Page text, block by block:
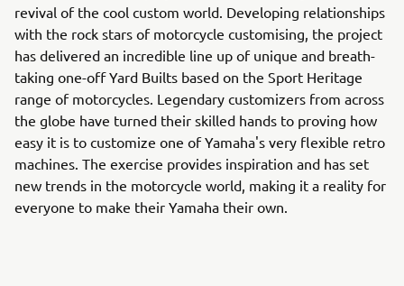
revival of the cool custom world. Developing relationships
with the rock stars of motorcycle customising, the project
has delivered an incredible line up of unique and breath-
taking one-off Yard Builts based on the Sport Heritage
range of motorcycles. Legendary customizers from across
the globe have turned their skilled hands to proving how
easy it is to customize one of Yamaha's very flexible retro
machines. The exercise provides inspiration and has set
new trends in the motorcycle world, making it a reality for
everyone to make their Yamaha their own.